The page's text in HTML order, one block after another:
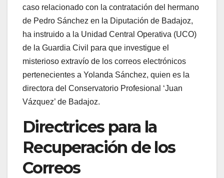
caso relacionado con la contratación del hermano
de Pedro Sánchez en la Diputación de Badajoz,
ha instruido a la Unidad Central Operativa (UCO)
de la Guardia Civil para que investigue el
misterioso extravío de los correos electrónicos
pertenecientes a Yolanda Sánchez, quien es la
directora del Conservatorio Profesional ‘Juan
Vázquez’ de Badajoz.
Directrices para la
Recuperación de los
Correos